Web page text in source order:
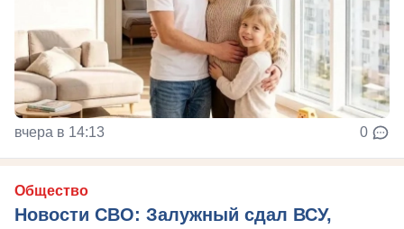
вчера в 14:13 0
Общество
Новости СВО: Залужный сдал ВСУ,